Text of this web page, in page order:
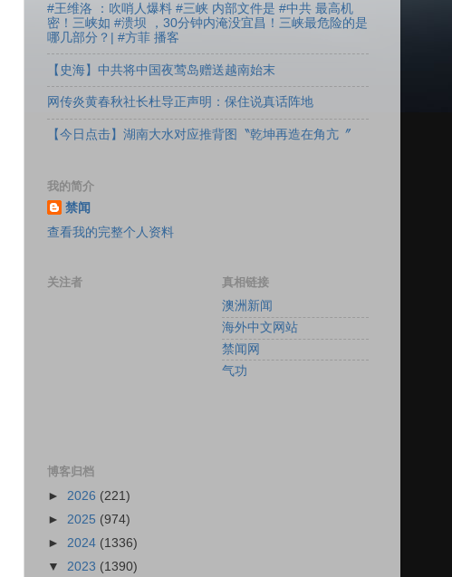
#王维洛 ：吹哨人爆料 #三峡 内部文件是 #中共 最高机
密！三峡如 #溃坝 ，30分钟内淹没宜昌！三峡最危险的是
哪几部分？| #方菲 播客
【史海】中共将中国夜莺岛赠送越南始末
网传炎黄春秋社长杜导正声明：保住说真话阵地
【今日点击】湖南大水对应推背图〝乾坤再造在角亢〞
我的简介
禁闻
查看我的完整个人资料
关注者
真相链接
澳洲新闻
海外中文网站
禁闻网
气功
博客归档
► 2026 (221)
► 2025 (974)
► 2024 (1336)
▼ 2023 (1390)